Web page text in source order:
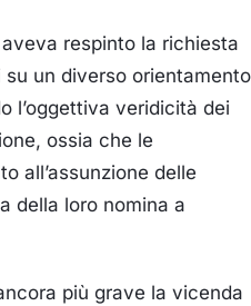
respinto la richiesta
un diverso orientamento
l’oggettiva veridicità dei
ossia che le
all’assunzione delle
della loro nomina a
più grave la vicenda